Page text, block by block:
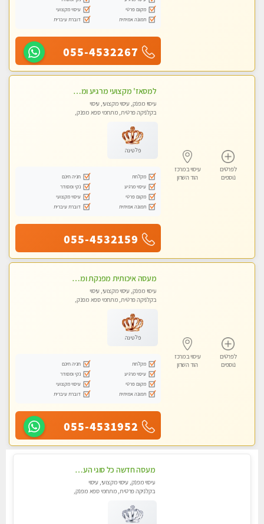
מקום פרטי
עיסוי מקצועי
תמונה אמיתית
דוברת עיברית
055-4532267
לפרטים
נוספים
עיסוי במרכז
הוד השרון
למסאז' מקצועי מרגיע ומשחרר את כל הגוף! בקליניקה פרטית -מומלץ מאוד -ללא מין!
עיסוי מפנק, עיסוי מקצועי, עיסוי
בקלניקה פרטית, מתחמי ספא מפנק,
פלטינה
מקלחת
חניה חינם
עיסוי מרגיע
נקי ומסודר
מקום פרטי
עיסוי מקצועי
תמונה אמיתית
דוברת עיברית
055-4532159
לפרטים
נוספים
עיסוי במרכז
הוד השרון
מעסה איכותית מפנקת ומקצועית
עיסוי מפנק, עיסוי מקצועי, עיסוי
בקלניקה פרטית, מתחמי ספא מפנק,
פלטינה
מקלחת
חניה חינם
עיסוי מרגיע
נקי ומסודר
מקום פרטי
עיסוי מקצועי
תמונה אמיתית
דוברת עיברית
055-4531952
מעסה חדשה כל סוגי העיסויים מעסה מקצועית ואיכותית פרטי!!!מומלץ לחלוטין!!
עיסוי מפנק, עיסוי מקצועי, עיסוי
בקלניקה פרטית, מתחמי ספא מפנק,